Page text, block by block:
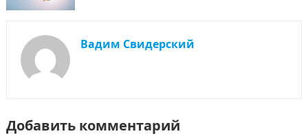
Вадим Свидерский
Добавить комментарий